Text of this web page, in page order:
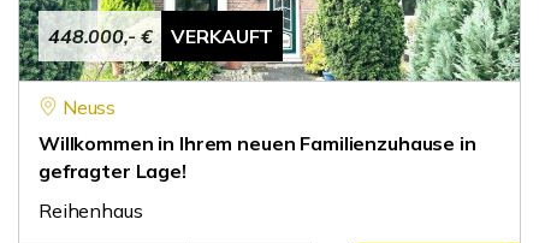
448.000,- € VERKAUFT
Neuss
Willkommen in Ihrem neuen Familienzuhause in
gefragter Lage!
Reihenhaus